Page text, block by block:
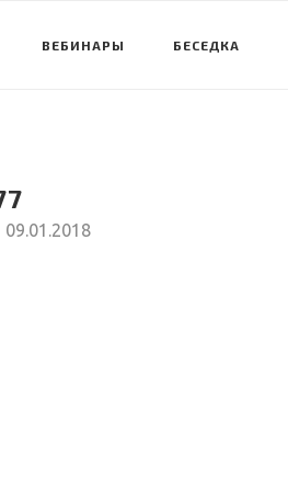
ВЕБИНАРЫ БЕСЕДКА
09.01.2018